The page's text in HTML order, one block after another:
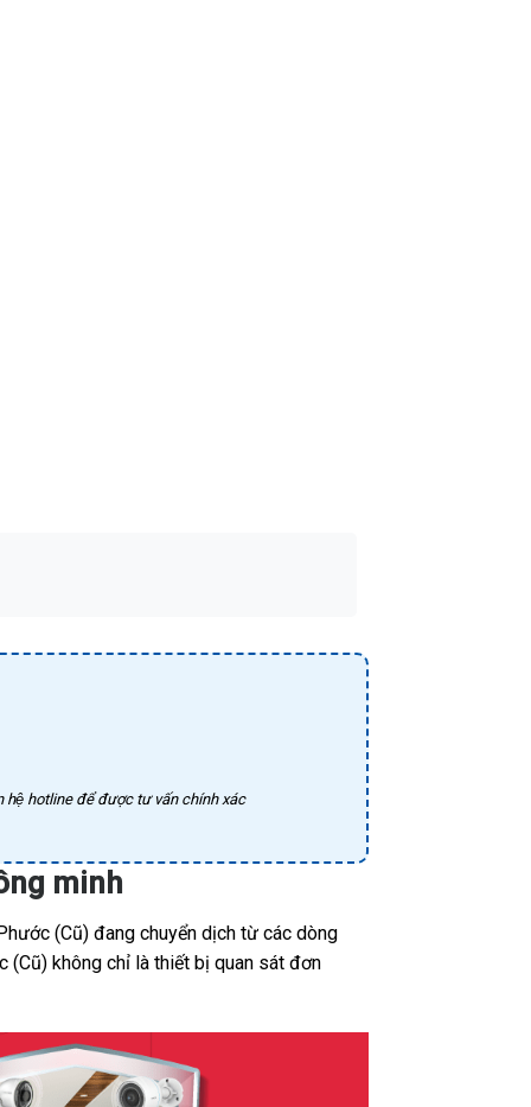
hệ hotline để được tư vấn chính xác
minh
(Cũ) đang chuyển dịch từ các dòng
(Cũ) không chỉ là thiết bị quan sát đơn